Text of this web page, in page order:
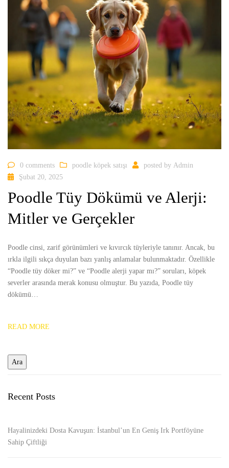
0 comments poodle köpek satışı posted by Admin
Şubat 20, 2025
Poodle Tüy Dökümü ve Alerji:
Mitler ve Gerçekler
Poodle cinsi, zarif görünümleri ve kıvırcık tüyleriyle tanınır. Ancak, bu
ırkla ilgili sıkça duyulan bazı yanlış anlamalar bulunmaktadır. Özellikle
“Poodle tüy döker mi?” ve “Poodle alerji yapar mı?” soruları, köpek
severler arasında merak konusu olmuştur. Bu yazıda, Poodle tüy
dökümü…
READ MORE
Recent Posts
Hayalinizdeki Dosta Kavuşun: İstanbul’un En Geniş Irk Portföyüne
Sahip Çiftliği